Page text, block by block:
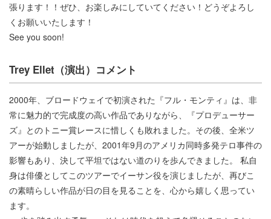
張ります！！ぜひ、お楽しみにしていてください！どうぞよろし
くお願いいたします！
See you soon!
Trey Ellet（演出）コメント
2000年、ブロードウェイで初演された『フル・モンティ』は、非
常に魅力的で完成度の高い作品でありながら、『プロデューサー
ズ』とのトニー賞レースに惜しくも敗れました。その後、全米ツ
アーが始動しましたが、2001年9月のアメリカ同時多発テロ事件の
影響もあり、決して平坦ではない道のりを歩んできました。 私自
身は俳優としてこのツアーでイーサン役を演じましたが、再びこ
の素晴らしい作品が日の目を見ることを、心から嬉しく思ってい
ます。